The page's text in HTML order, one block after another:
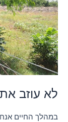
לא עוזב
במהלך החיים
כן!